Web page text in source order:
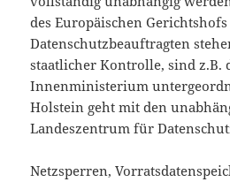
des Europäischen
Datenschutzbeauftragten
staatlicher Kontrolle, sind z.B.
Innenministerium
Holstein geht mit den
Landeszentrum für
Netzsperren,